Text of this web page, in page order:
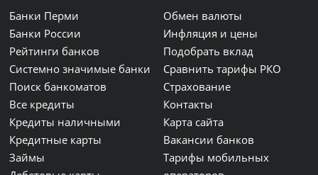
Банки Перми
Банки России
Рейтинги банков
Системно значимые банки
Поиск банкоматов
Все кредиты
Кредиты наличными
Кредитные карты
Займы
Обмен валюты
Инфляция и цены
Подобрать вклад
Сравнить тарифы РКО
Страхование
Контакты
Карта сайта
Вакансии банков
Тарифы мобильных